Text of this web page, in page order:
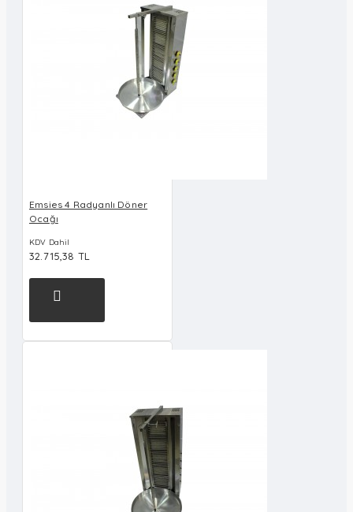
Emsies 4 Radyanlı Döner
Ocağı
KDV Dahil
32.715,38 TL